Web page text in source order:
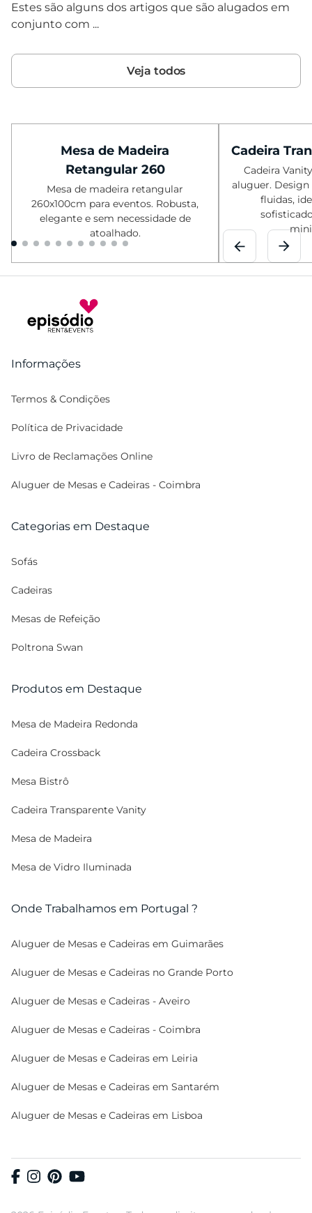
Estes são alguns dos artigos que são alugados em
conjunto com ...
Veja todos
Mesa de Madeira
Retangular 260
Mesa de madeira retangular
260x100cm para eventos. Robusta,
elegante e sem necessidade de
atoalhado.
Cadeira
Cadeira
aluguer.
fluidas,
Informações
Termos & Condições
Política de Privacidade
Livro de Reclamações Online
Aluguer de Mesas e Cadeiras - Coimbra
Categorias em Destaque
Sofás
Cadeiras
Mesas de Refeição
Poltrona Swan
Produtos em Destaque
Mesa de Madeira Redonda
Cadeira Crossback
Mesa Bistrô
Cadeira Transparente Vanity
Mesa de Madeira
Mesa de Vidro Iluminada
Onde Trabalhamos em Portugal ?
Aluguer de Mesas e Cadeiras em Guimarães
Aluguer de Mesas e Cadeiras no Grande Porto
Aluguer de Mesas e Cadeiras - Aveiro
Aluguer de Mesas e Cadeiras - Coimbra
Aluguer de Mesas e Cadeiras em Leiria
Aluguer de Mesas e Cadeiras em Santarém
Aluguer de Mesas e Cadeiras em Lisboa